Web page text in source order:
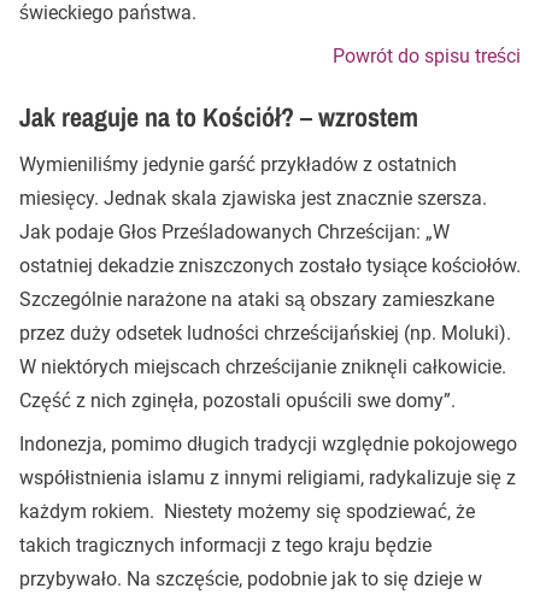
świeckiego państwa.
Powrót do spisu treści
Jak reaguje na to Kościół? – wzrostem
Wymieniliśmy jedynie garść przykładów z ostatnich
miesięcy. Jednak skala zjawiska jest znacznie szersza.
Jak podaje Głos Prześladowanych Chrześcijan: „W
ostatniej dekadzie zniszczonych zostało tysiące kościołów.
Szczególnie narażone na ataki są obszary zamieszkane
przez duży odsetek ludności chrześcijańskiej (np. Moluki).
W niektórych miejscach chrześcijanie zniknęli całkowicie.
Część z nich zginęła, pozostali opuścili swe domy”.
Indonezja, pomimo długich tradycji względnie pokojowego
współistnienia islamu z innymi religiami, radykalizuje się z
każdym rokiem. Niestety możemy się spodziewać, że
takich tragicznych informacji z tego kraju będzie
przybywało. Na szczęście, podobnie jak to się dzieje w